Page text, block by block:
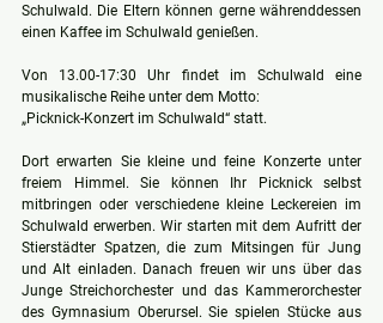
Schulwald. Die Eltern können gerne währenddessen
einen Kaffee im Schulwald genießen.
Von 13.00-17:30 Uhr findet im Schulwald eine
musikalische Reihe unter dem Motto:
„Picknick-Konzert im Schulwald“ statt.
Dort erwarten Sie kleine und feine Konzerte unter
freiem Himmel. Sie können Ihr Picknick selbst
mitbringen oder verschiedene kleine Leckereien im
Schulwald erwerben. Wir starten mit dem Aufritt der
Stierstädter Spatzen, die zum Mitsingen für Jung
und Alt einladen. Danach freuen wir uns über das
Junge Streichorchester und das Kammerorchester
des Gymnasium Oberursel. Sie spielen Stücke aus